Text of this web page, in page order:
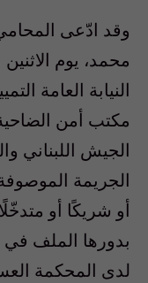
وقد ادّعى
النيابة العامة
مكتب أمن
الجيش اللبناني
الجريمة
أو شريكًا أو
بدورها الملف
لدى المحكمة